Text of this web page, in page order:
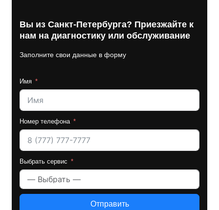
Вы из Санкт-Петербурга? Приезжайте к
нам на диагностику или обслуживание
Заполните свои данные в форму
Имя
Номер телефона
Выбрать сервис
Отправить